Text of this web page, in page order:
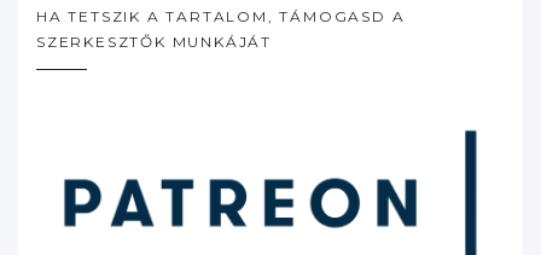
HA TETSZIK A TARTALOM, TÁMOGASD A
SZERKESZTŐK MUNKÁJÁT